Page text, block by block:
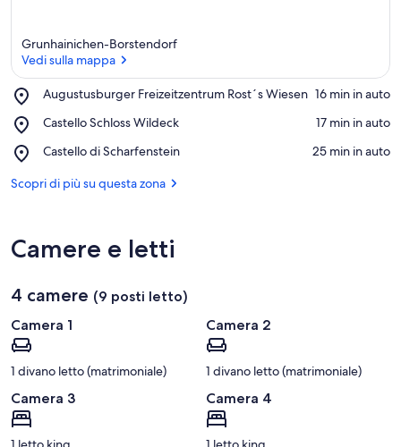
Grunhainichen-Borstendorf
Vedi sulla mappa
Augustusburger Freizeitzentrum Rost´s Wiesen
Place,
Freizeitzentrum
´s
‪16 min in auto‬
Castello Schloss Wildeck
Place,
Schloss
‪17 min in auto‬
Castello di Scharfenstein
Place,
di
‪25 min in auto‬
Scopri di più su questa zona
Camere e letti
4 camere (9 posti letto)
Camera 1
1 divano letto (matrimoniale)
Camera 2
1 divano letto (matrimoniale)
Camera 3 Camera 4